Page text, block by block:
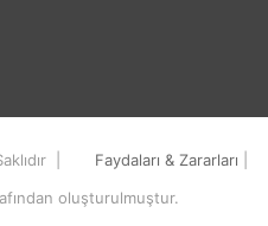
| Faydaları & Zararları
oluşturulmuştur.